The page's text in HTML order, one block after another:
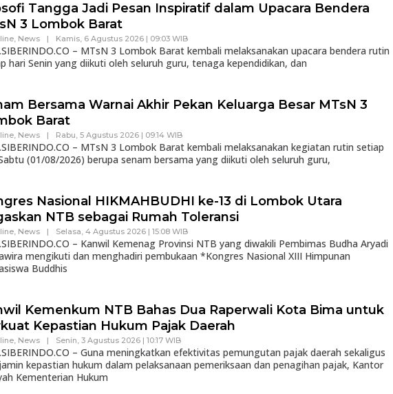
Tangga Jadi Pesan Inspiratif dalam Upacara Bendera
3 Lombok Barat
, News | Kamis, 6 Agustus 2026 | 09:03 WIB
– MTsN 3 Lombok Barat kembali melaksanakan upacara bendera rutin
hari Senin yang diikuti oleh seluruh guru, tenaga kependidikan, dan
Bersama Warnai Akhir Pekan Keluarga Besar MTsN 3
Barat
, News | Rabu, 5 Agustus 2026 | 09:14 WIB
– MTsN 3 Lombok Barat kembali melaksanakan kegiatan rutin setiap
(01/08/2026) berupa senam bersama yang diikuti oleh seluruh guru,
Nasional HIKMAHBUDHI ke-13 di Lombok Utara
NTB sebagai Rumah Toleransi
, News | Selasa, 4 Agustus 2026 | 15:08 WIB
– Kanwil Kemenag Provinsi NTB yang diwakili Pembimas Budha Aryadi
mengikuti dan menghadiri pembukaan *Kongres Nasional XIII Himpunan
Buddhis
Kemenkum NTB Bahas Dua Raperwali Kota Bima untuk
Kepastian Hukum Pajak Daerah
, News | Senin, 3 Agustus 2026 | 10:17 WIB
– Guna meningkatkan efektivitas pemungutan pajak daerah sekaligus
kepastian hukum dalam pelaksanaan pemeriksaan dan penagihan pajak, Kantor
Kementerian Hukum